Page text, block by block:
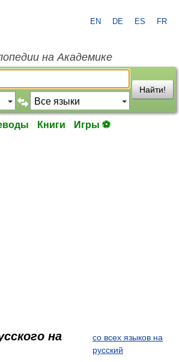
EN DE ES FR
на Академике
Найти!
Книги Игры ⚽
на
со всех языков на
русский